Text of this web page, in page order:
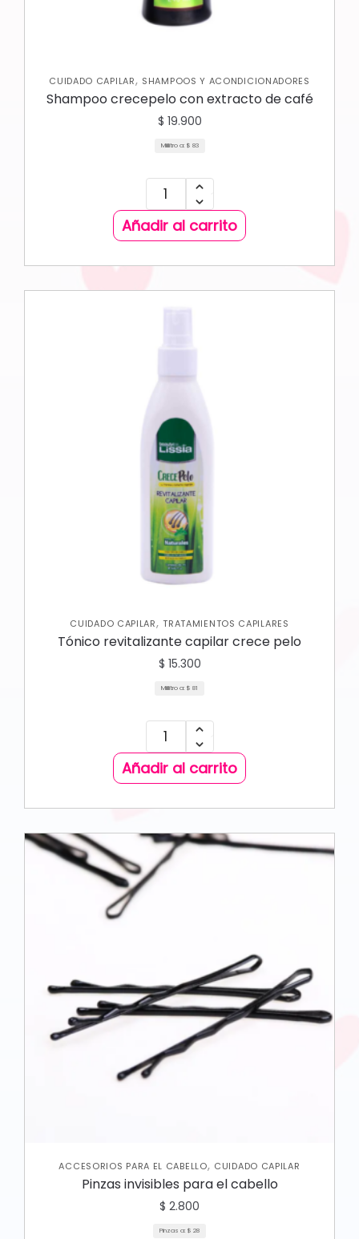
CUIDADO CAPILAR, SHAMPOOS Y ACONDICIONADORES
Shampoo crecepelo con extracto de café
$ 19.900
Mililitro a: $ 83
Añadir al carrito
CUIDADO CAPILAR,TRATAMIENTOS CAPILARES
Tónico revitalizante capilar crece pelo
$ 15.300
Mililitro a: $ 81
Añadir al carrito
ACCESORIOS PARA EL CABELLO, CUIDADO CAPILAR
Pinzas invisibles para el cabello
$ 2.800
Pinzas a: $ 28